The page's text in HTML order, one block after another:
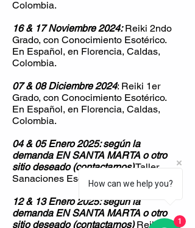
Colombia.
16 & 17 Noviembre 2024:Reiki 2ndo
Grado, con Conocimiento Esotérico.
En Español, en Florencia, Caldas,
Colombia.
07 & 08 Diciembre 2024: Reiki 1er
Grado, con Conocimiento Esotérico.
En Español, en Florencia, Caldas,
Colombia.
04 & 05 Enero 2025: según la
demanda EN SANTA MARTA o otro
sitio deseado (contactarnos)Taller
Sanaciones Esenias Nivel 1.
12 & 13 Enero 2025: según la
demanda EN SANTA MARTA o otro
sitio deseado (contactarnos)Reiki 1er
How can we help you?
1